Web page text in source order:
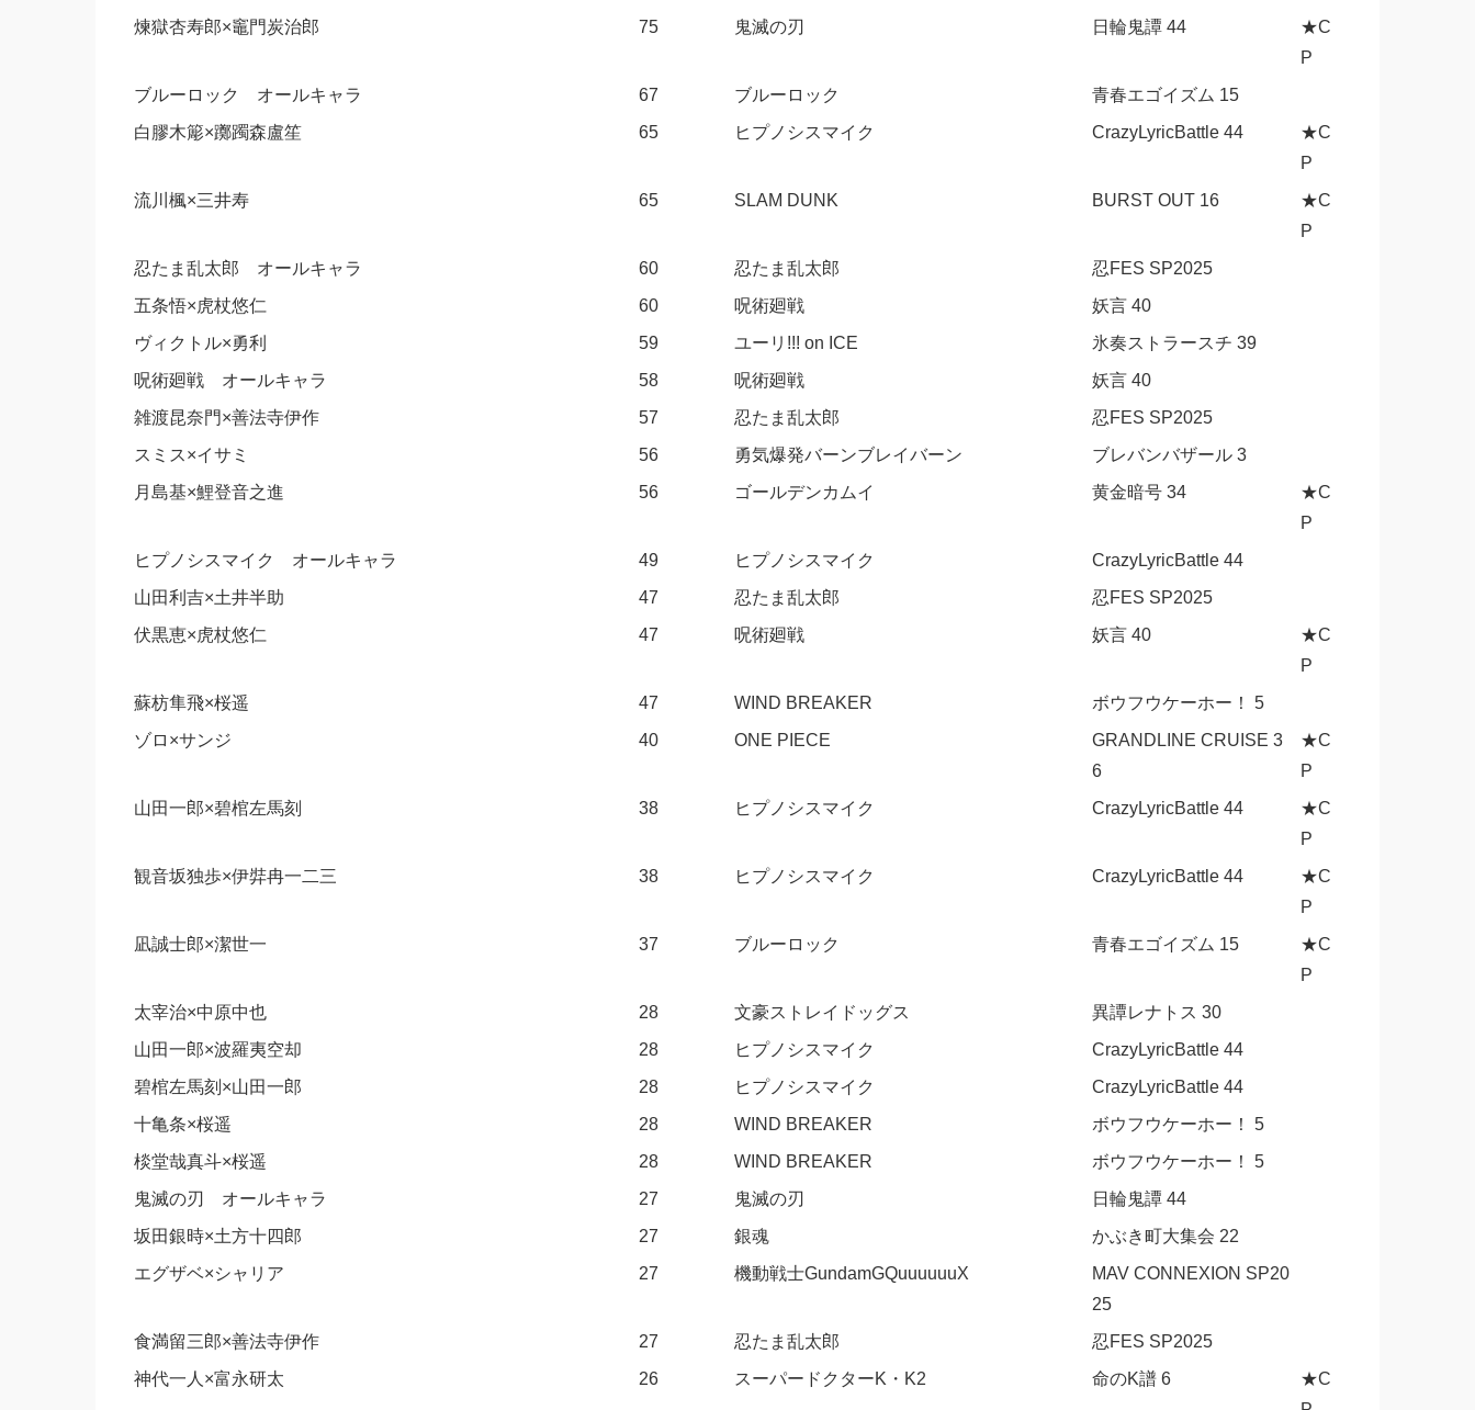
煉獄杏寿郎×竈門炭治郎
75 鬼滅の刃 日輪鬼譚 44
★C
P
ブルーロック オールキャラ
67 ブルーロック
青春エゴイズム 15
白膠木簓×躑躅森盧笙
65 ヒプノシスマイク CrazyLyricBattle 44
★C
P
流川楓×三井寿
65 SLAM DUNK BURST OUT 16
★C
P
忍たま乱太郎 オールキャラ
60 忍たま乱太郎
忍FES SP2025
五条悟×虎杖悠仁
60 呪術廻戦
妖言 40
ヴィクトル×勇利
59 ユーリ!!! on ICE
氷奏ストラースチ 39
呪術廻戦 オールキャラ
58 呪術廻戦
妖言 40
雑渡昆奈門×善法寺伊作
57 忍たま乱太郎
忍FES SP2025
スミス×イサミ
56 勇気爆発バーンブレイバーン
ブレバンバザール 3
月島基×鯉登音之進
56 ゴールデンカムイ 黄金暗号 34
★C
P
ヒプノシスマイク オールキャラ
49 ヒプノシスマイク
CrazyLyricBattle 44
山田利吉×土井半助
47 忍たま乱太郎
忍FES SP2025
伏黒恵×虎杖悠仁
47 呪術廻戦 妖言 40
★C
P
蘇枋隼飛×桜遥
47 WIND BREAKER
ボウフウケーホー！ 5
ゾロ×サンジ
40 ONE PIECE
GRANDLINE CRUISE 3
6
★C
P
山田一郎×碧棺左馬刻
38 ヒプノシスマイク CrazyLyricBattle 44
★C
P
観音坂独歩×伊弉冉一二三
38 ヒプノシスマイク CrazyLyricBattle 44
★C
P
凪誠士郎×潔世一
37 ブルーロック 青春エゴイズム 15
★C
P
太宰治×中原中也
28 文豪ストレイドッグス
異譚レナトス 30
山田一郎×波羅夷空却
28 ヒプノシスマイク
CrazyLyricBattle 44
碧棺左馬刻×山田一郎
28 ヒプノシスマイク
CrazyLyricBattle 44
十亀条×桜遥
28 WIND BREAKER
ボウフウケーホー！ 5
棪堂哉真斗×桜遥
28 WIND BREAKER
ボウフウケーホー！ 5
鬼滅の刃 オールキャラ
27 鬼滅の刃
日輪鬼譚 44
坂田銀時×土方十四郎
27 銀魂
かぶき町大集会 22
エグザベ×シャリア
27 機動戦士GundamGQuuuuuuX
MAV CONNEXION SP20
25
食満留三郎×善法寺伊作
27 忍たま乱太郎
忍FES SP2025
神代一人×富永研太
26 スーパードクターK・K2 命のK譜 6
★C